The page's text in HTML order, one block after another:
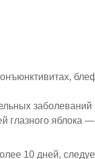
заболеваний
глазного яблока
10 дней,